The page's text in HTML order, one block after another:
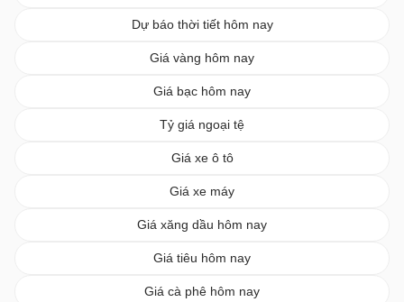
Dự báo thời tiết hôm nay
Giá vàng hôm nay
Giá bạc hôm nay
Tỷ giá ngoại tệ
Giá xe ô tô
Giá xe máy
Giá xăng dầu hôm nay
Giá tiêu hôm nay
Giá cà phê hôm nay